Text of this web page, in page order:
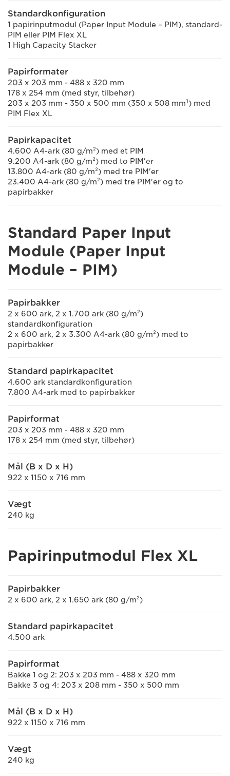
Standardkonfiguration
1 papirinputmodul (Paper Input Module – PIM), standard-
PIM eller PIM Flex XL
1 High Capacity Stacker
Papirformater
203 x 203 mm - 488 x 320 mm
178 x 254 mm (med styr, tilbehør)
203 x 203 mm - 350 x 500 mm (350 x 508 mm1) med
PIM Flex XL
Papirkapacitet
4.600 A4-ark (80 g/m²) med et PIM
9.200 A4-ark (80 g/m²) med to PIM'er
13.800 A4-ark (80 g/m²) med tre PIM'er
23.400 A4-ark (80 g/m²) med tre PIM'er og to
papirbakker
Standard Paper Input
Module (Paper Input
Module – PIM)
Papirbakker
2 x 600 ark, 2 x 1.700 ark (80 g/m²)
standardkonfiguration
2 x 600 ark, 2 x 3.300 A4-ark (80 g/m²) med to
papirbakker
Standard papirkapacitet
4.600 ark standardkonfiguration
7.800 A4-ark med to papirbakker
Papirformat
203 x 203 mm - 488 x 320 mm
178 x 254 mm (med styr, tilbehør)
Mål (B x D x H)
922 x 1150 x 716 mm
Vægt
240 kg
Papirinputmodul Flex XL
Papirbakker
2 x 600 ark, 2 x 1.650 ark (80 g/m²)
Standard papirkapacitet
4.500 ark
Papirformat
Bakke 1 og 2: 203 x 203 mm - 488 x 320 mm
Bakke 3 og 4: 203 x 208 mm - 350 x 500 mm
Mål (B x D x H)
922 x 1150 x 716 mm
Vægt
240 kg